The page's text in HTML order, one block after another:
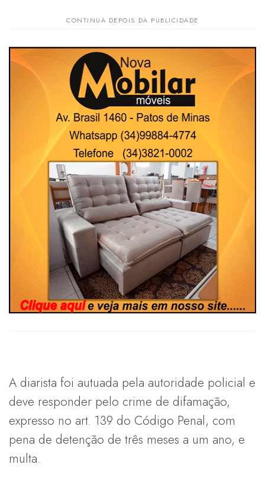
A diarista foi autuada pela autoridade policial e
deve responder pelo crime de difamação,
expresso no art. 139 do Código Penal, com
pena de detenção de três meses a um ano, e
multa.